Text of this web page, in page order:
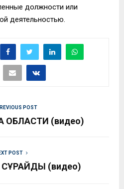
должности или
деятельностью.
POST
ОБЛАСТИ (видео)
POST
СҰРАЙДЫ (видео)